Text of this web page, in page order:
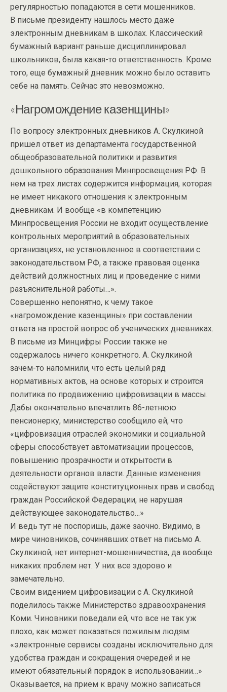
регулярностью попадаются в сети мошенников.
В письме президенту нашлось место даже
электронным дневникам в школах. Классический
бумажный вариант раньше дисциплинировал
школьников, была какая-то ответственность. Кроме
того, еще бумажный дневник можно было оставить
себе на память. Сейчас это невозможно.
«Нагромождение казенщины»
По вопросу электронных дневников А. Скулкиной
пришел ответ из департамента государственной
общеобразовательной политики и развития
дошкольного образования Минпросвещения РФ. В
нем на трех листах содержится информация, которая
не имеет никакого отношения к электронным
дневникам. И вообще «в компетенцию
Минпросвещения России не входит осуществление
контрольных мероприятий в образовательных
организациях, не установленное в соответствии с
законодательством РФ, а также правовая оценка
действий должностных лиц и проведение с ними
разъяснительной работы…».
Совершенно непонятно, к чему такое
«нагромождение казенщины» при составлении
ответа на простой вопрос об ученических дневниках.
В письме из Минцифры России также не
содержалось ничего конкретного. А. Скулкиной
зачем-то напомнили, что есть целый ряд
нормативных актов, на основе которых и строится
политика по продвижению цифровизации в массы.
Дабы окончательно впечатлить 86-летнюю
пенсионерку, министерство сообщило ей, что
«цифровизация отраслей экономики и социальной
сферы способствует автоматизации процессов,
повышению прозрачности и открытости в
деятельности органов власти. Данные изменения
содействуют защите конституционных прав и свобод
граждан Российской Федерации, не нарушая
действующее законодательство…»
И ведь тут не поспоришь, даже заочно. Видимо, в
мире чиновников, сочинявших ответ на письмо А.
Скулкиной, нет интернет-мошенничества, да вообще
никаких проблем нет. У них все здорово и
замечательно.
Своим видением цифровизации с А. Скулкиной
поделилось также Министерство здравоохранения
Коми. Чиновники поведали ей, что все не так уж
плохо, как может показаться пожилым людям:
«электронные сервисы созданы исключительно для
удобства граждан и сокращения очередей и не
имеют обязательный порядок в использовании…»
Оказывается, на прием к врачу можно записаться